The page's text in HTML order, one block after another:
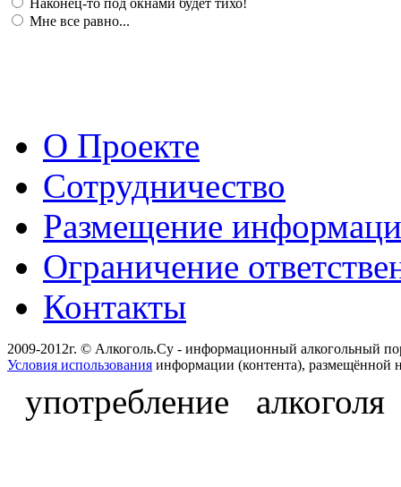
Мне все равно...
О Проекте
Сотрудничество
Размещение
Ограничение
Контакты
2009-2012г. © Алкоголь.Су - информационный алкогольный
Условия использования информации (контента), размещённой
употребление